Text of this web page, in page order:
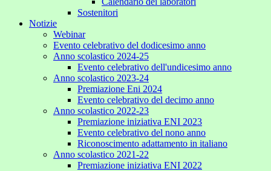
Sostenitori
Notizie
Webinar
Evento celebrativo del dodicesimo anno
Anno scolastico 2024-25
Evento celebrativo dell'undicesimo anno
Anno scolastico 2023-24
Premiazione Eni 2024
Evento celebrativo del decimo anno
Anno scolastico 2022-23
Premiazione iniziativa ENI 2023
Evento celebrativo del nono anno
Riconoscimento adattamento in italiano
Anno scolastico 2021-22
Premiazione iniziativa ENI 2022